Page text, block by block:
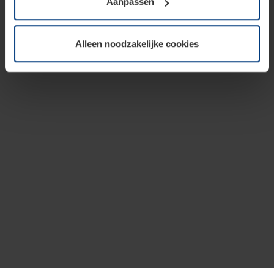
soorten cookies is uw toestemming benodigd. Uw
toestemming kunt u op elk moment bij de uitleg van de
wijzigen of herroepen.Alleen noodzakelijke cookies